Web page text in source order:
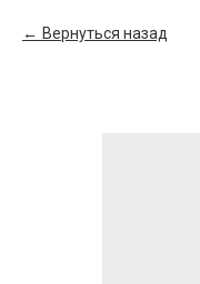
Вернуться назад